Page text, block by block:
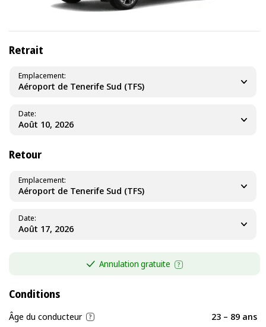
Retrait
Aéroport de Tenerife Sud (TFS)
Emplacement
Date
Retour
Aéroport de Tenerife Sud (TFS)
Emplacement
Date
Annulation gratuite
Conditions
Âge du conducteur
23 – 89 ans